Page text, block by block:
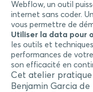
Webflow, un outil
internet sans coder.
vous permettre de
Utiliser la data pour
les outils et
performances de
son efficacité en
Cet atelier
Benjamin Garcia